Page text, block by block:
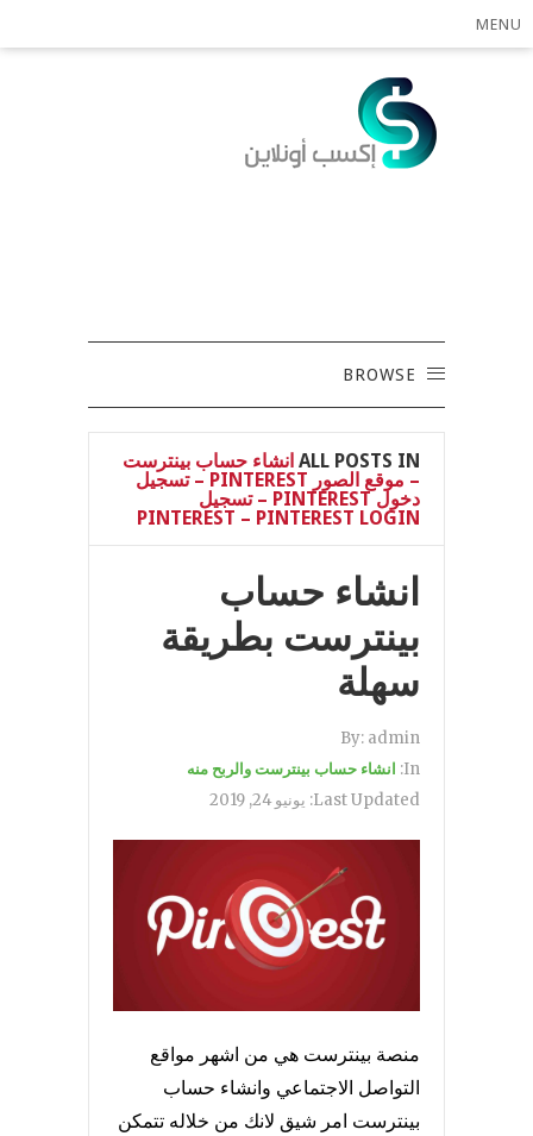
MENU
BROWSE
ALL POSTS IN انشاء حساب بينترست
– موقع الصور PINTEREST – تسجيل
دخول PINTEREST – تسجيل
PINTEREST – PINTEREST LOGIN
انشاء حساب
بينترست بطريقة
سهلة
By: admin
In: انشاء حساب بينترست والربح منه
Last Updated: يونيو 24, 2019
منصة بينترست هي من اشهر مواقع
التواصل الاجتماعي وانشاء حساب
بينترست امر شيق لانك من خلاله تتمكن